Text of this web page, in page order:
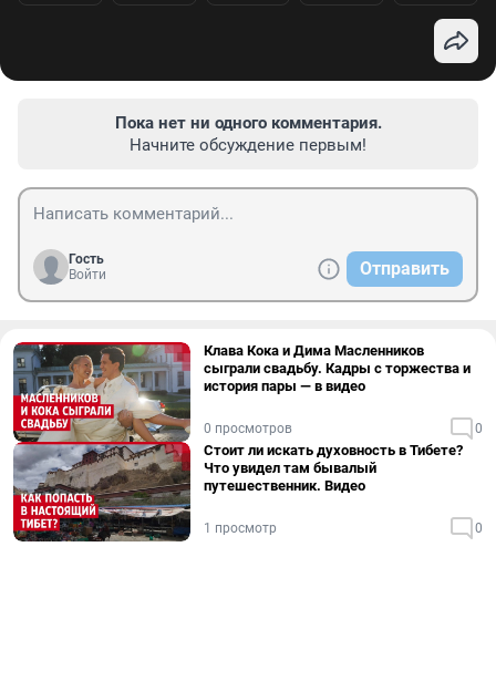
Пока нет ни одного комментария.
Начните обсуждение первым!
Гость
Войти
Отправить
Клава Кока и Дима Масленников
сыграли свадьбу. Кадры с торжества и
история пары — в видео
0 просмотров 0
Стоит ли искать духовность в Тибете?
Что увидел там бывалый
путешественник. Видео
1 просмотр 0